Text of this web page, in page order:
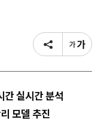
간 실시간 분석
모델 추진